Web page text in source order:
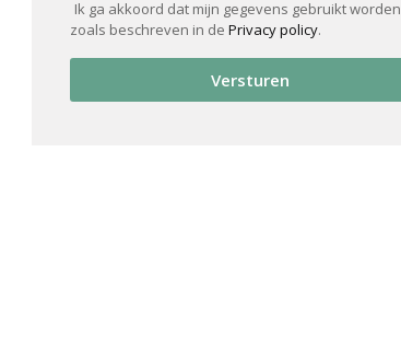
Ik ga akkoord dat mijn gegevens gebruikt worden
zoals beschreven in dePrivacy policy.
Versturen